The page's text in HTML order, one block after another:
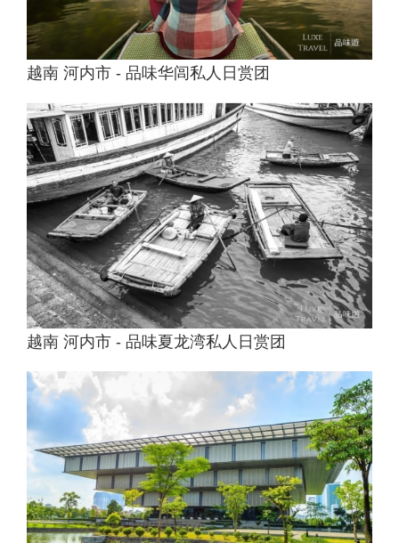
越南 河内市 - 品味华闾私人日赏团
越南 河内市 - 品味夏龙湾私人日赏团